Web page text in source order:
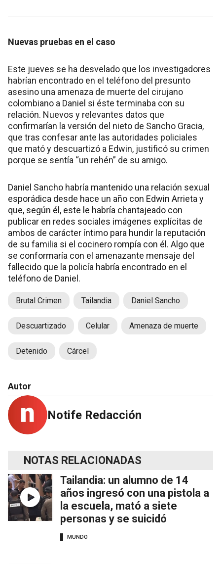
Nuevas pruebas en el caso
Este jueves se ha desvelado que los investigadores
habrían encontrado en el teléfono del presunto
asesino una amenaza de muerte del cirujano
colombiano a Daniel si éste terminaba con su
relación. Nuevos y relevantes datos que
confirmarían la versión del nieto de Sancho Gracia,
que tras confesar ante las autoridades policiales
que mató y descuartizó a Edwin, justificó su crimen
porque se sentía “un rehén” de su amigo.
Daniel Sancho habría mantenido una relación sexual
esporádica desde hace un año con Edwin Arrieta y
que, según él, este le habría chantajeado con
publicar en redes sociales imágenes explícitas de
ambos de carácter íntimo para hundir la reputación
de su familia si el cocinero rompía con él. Algo que
se conformaría con el amenazante mensaje del
fallecido que la policía habría encontrado en el
teléfono de Daniel.
Brutal Crimen Tailandia Daniel Sancho
Descuartizado Celular Amenaza de muerte
Detenido Cárcel
Autor
Notife Redacción
NOTAS RELACIONADAS
Tailandia: un alumno de 14
años ingresó con una pistola a
la escuela, mató a siete
personas y se suicidó
MUNDO